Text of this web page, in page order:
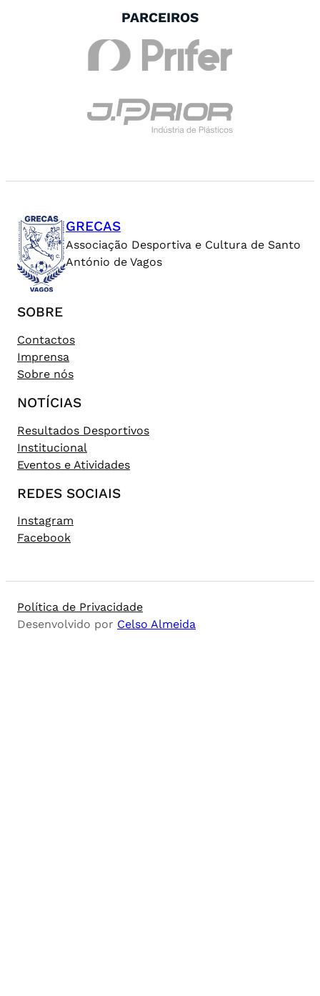
PARCEIROS
GRECAS
Associação Desportiva e Cultura de Santo
António de Vagos
SOBRE
Contactos
Imprensa
Sobre nós
NOTÍCIAS
Resultados Desportivos
Institucional
Eventos e Atividades
REDES SOCIAIS
Instagram
Facebook
Política de Privacidade
Desenvolvido por Celso Almeida